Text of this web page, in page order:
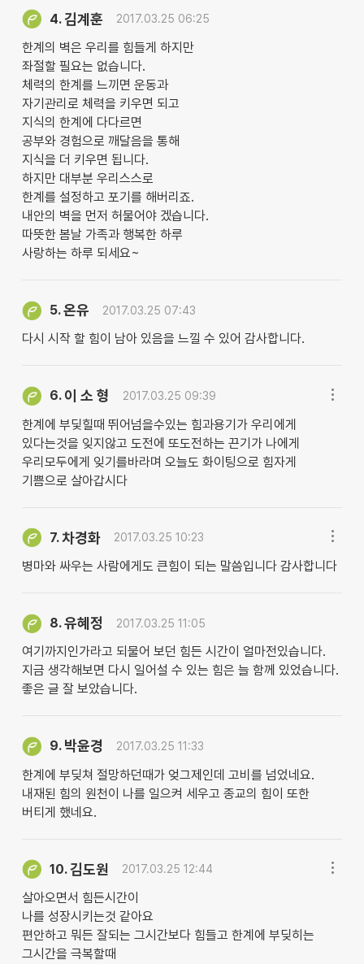
4.김계훈 2017.03.25 06:25
한계의 벽은 우리를 힘들게 하지만
좌절할 필요는 없습니다.
체력의 한계를 느끼면 운동과
자기관리로 체력을 키우면 되고
지식의 한계에 다다르면
공부와 경험으로 깨달음을 통해
지식을 더 키우면 됩니다.
하지만 대부분 우리스스로
한계를 설정하고 포기를 해버리죠.
내안의 벽을 먼저 허물어야 겠습니다.
따뜻한 봄날 가족과 행복한 하루
사랑하는 하루 되세요~
5.온유 2017.03.25 07:43
다시 시작 할 힘이 남아 있음을 느낄 수 있어 감사합니다.
6. 이 소 형 2017.03.25 09:39
한계에 부딫힐때 뛰어넘을수있는 힘과용기가 우리에게
있다는것을 잊지않고 도전에 또도전하는 끈기가 나에게
우리모두에게 잊기를바라며 오늘도 화이팅으로 힘자게
기쁨으로 살아갑시다
7.차경화 2017.03.25 10:23
병마와 싸우는 사람에게도 큰힘이 되는 말씀입니다 감사합니다
8.유혜정 2017.03.25 11:05
여기까지인가라고 되물어 보던 힘든 시간이 얼마전있습니다.
지금 생각해보면 다시 일어설 수 있는 힘은 늘 함께 있었습니다.
좋은 글 잘 보았습니다.
9. 박윤경 2017.03.25 11:33
한계에 부딪쳐 절망하던때가 엊그제인데 고비를 넘었네요.
내재된 힘의 원천이 나를 일으켜 세우고 종교의 힘이 또한
버티게 했네요.
10.김도원 2017.03.25 12:44
살아오면서 힘든시간이
나를 성장시키는것 같아요
편안하고 뭐든 잘되는 그시간보다 힘들고 한계에 부딪히는
그시간을 극복할때